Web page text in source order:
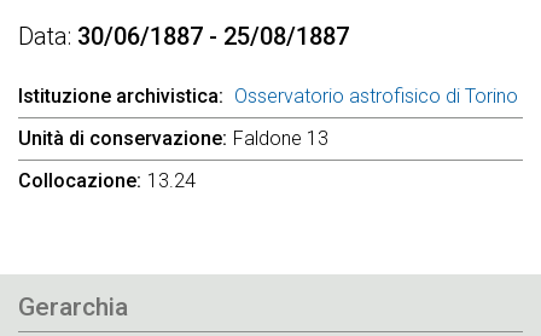
Data 30/06/1887 - 25/08/1887
Istituzione archivistica
Osservatorio astrofisico di Torino
Unità di conservazione Faldone 13
Collocazione 13.24
Gerarchia